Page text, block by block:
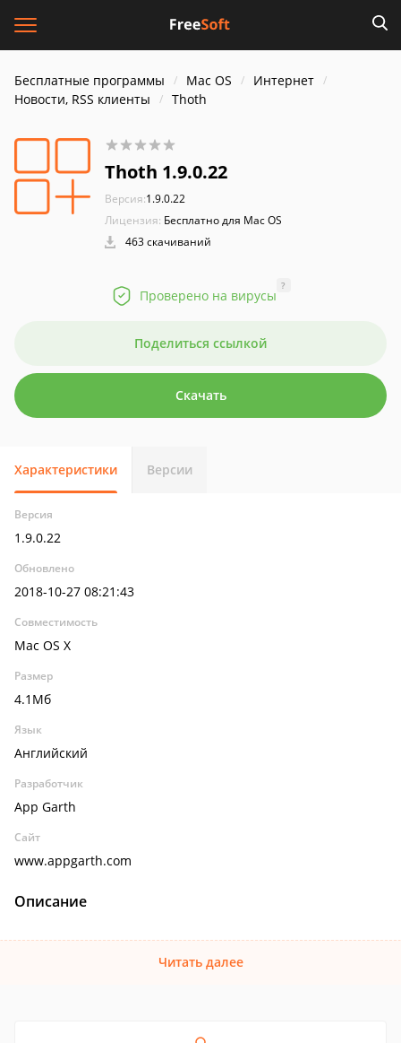
Бесплатные программы Mac OS
Интернет
Новости, RSS клиенты
Thoth
Thoth 1.9.0.22
Версия:1.9.0.22
Лицензия: Бесплатно для Mac OS
463 скачиваний
Проверено на вирусы
?
Поделиться ссылкой
Скачать
Характеристики Версии
Версия
1.9.0.22
Обновлено
2018-10-27 08:21:43
Совместимость
Mac OS X
Размер
4.1Мб
Язык
Английский
Разработчик
App Garth
Сайт
www.appgarth.com
Описание
Читать далее